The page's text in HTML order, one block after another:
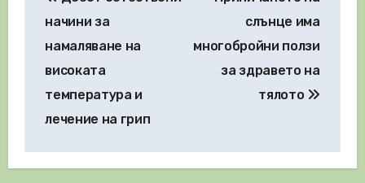
начини за
намаляване на
високата
температура и
лечение на грип
слънце има
многобройни ползи
за здравето на
тялото